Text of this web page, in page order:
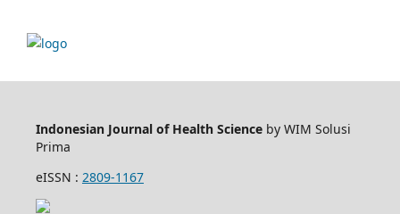
Indonesian Journal of Health Scienceby WIM Solusi
Prima
eISSN : 2809-1167